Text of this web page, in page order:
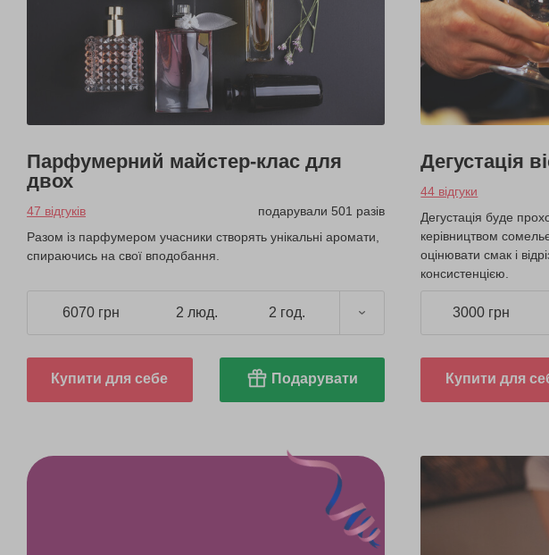
Парфумерний майстер-клас для
двох
47 відгуків
подарували 501 разів
Разом із парфумером учасники створять унікальні аромати,
спираючись на свої вподобання.
6070 грн 2 люд. 2 год.
Купити для себе Подарувати
Дегустація
44 відгуки
Дегустація буде
керівництвом
оцінювати смак і
консистенцією.
3000 грн
Купити для